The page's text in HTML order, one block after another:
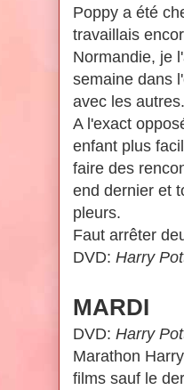
Poppy a été
travaillais
Normandie, je
semaine dans
avec les autres.
A l'exact
enfant plus
faire des
end dernier et
pleurs.
Faut arrêter
DVD: Harry
MARDI
DVD: Harry
Marathon
films sauf le